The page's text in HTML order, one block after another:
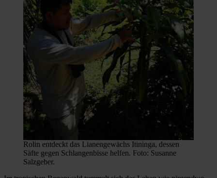
Rolin entdeckt das Lianengewächs Itininga, dessen
Säfte gegen Schlangenbisse helfen. Foto: Susanne
Salzgeber.